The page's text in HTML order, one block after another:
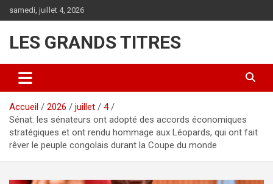
au
samedi, juillet 4, 2026
LES GRANDS TITRES
Accueil 2026 juillet
4
Sénat: les sénateurs ont adopté des accords économiques
stratégiques et ont rendu hommage aux Léopards, qui ont fait
rêver le peuple congolais durant la Coupe du monde